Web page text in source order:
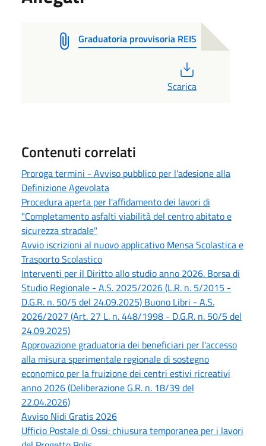
Graduatoria provvisoria REIS
Scarica
Contenuti correlati
Proroga termini - Avviso pubblico per l'adesione alla
Definizione Agevolata
Procedura aperta per l'affidamento dei lavori di
"Completamento asfalti viabilità del centro abitato e
sicurezza stradale"
Avvio iscrizioni al nuovo applicativo Mensa Scolastica e
Trasporto Scolastico
Interventi per il Diritto allo studio anno 2026. Borsa di
Studio Regionale - A.S. 2025/2026 (L.R. n. 5/2015 -
D.G.R. n. 50/5 del 24.09.2025) Buono Libri - A.S.
2026/2027 (Art. 27 L. n. 448/1998 - D.G.R. n. 50/5 del
24.09.2025)
Approvazione graduatoria dei beneficiari per l'accesso
alla misura sperimentale regionale di sostegno
economico per la fruizione dei centri estivi ricreativi
anno 2026 (Deliberazione G.R. n. 18/39 del
22.04.2026)
Avviso Nidi Gratis 2026
Ufficio Postale di Ossi: chiusura temporanea per i lavori